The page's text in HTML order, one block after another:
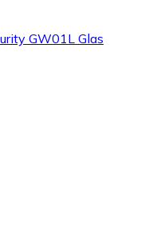
GW01L Glas